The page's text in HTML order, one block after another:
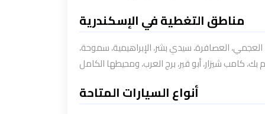
مناطق التغطية في الإسكندرية
العجمي، العصافرة، سيدي بشر، الإبراهيمية، سموحة،
أنواع السيارات المتاحة